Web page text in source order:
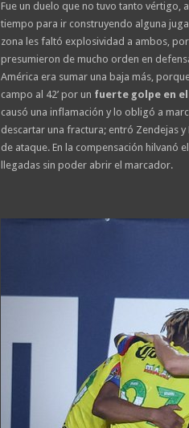
Fue un duelo que no tuvo tanto vértigo,
tiempo para ir construyendo alguna
zona les faltó explosividad a ambos,
presumieron de mucho orden en
América era sumar una baja más,
campo al 42’ por un fuerte golpe en
causó una inflamación y lo obligó a
descartar una fractura; entró Zendejas
de ataque. En la compensación hilvanó
llegadas sin poder abrir el marcador.